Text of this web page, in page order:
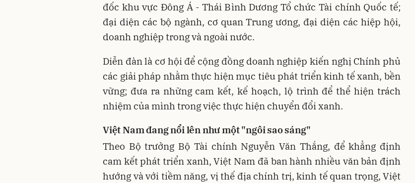
đốc khu vực Đông Á - Thái Bình Dương Tổ chức Tài chính Quốc tế;
đại diện các bộ ngành, cơ quan Trung ương, đại diện các hiệp hội,
doanh nghiệp trong và ngoài nước.
Diễn đàn là cơ hội để cộng đồng doanh nghiệp kiến nghị Chính phủ
các giải pháp nhằm thực hiện mục tiêu phát triển kinh tế xanh, bền
vững; đưa ra những cam kết, kế hoạch, lộ trình để thể hiện trách
nhiệm của mình trong việc thực hiện chuyển đổi xanh.
Việt Nam đang nổi lên như một "ngôi sao sáng"
Theo Bộ trưởng Bộ Tài chính Nguyễn Văn Thắng, để khẳng định
cam kết phát triển xanh, Việt Nam đã ban hành nhiều văn bản định
hướng và với tiềm năng, vị thế địa chính trị, kinh tế quan trọng, Việt